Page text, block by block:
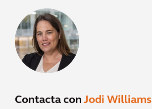
Contacta con Jodi Williams